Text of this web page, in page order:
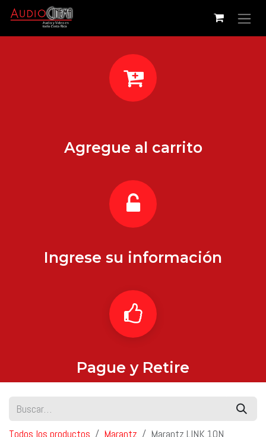
Ir al contenido
Agregue al carrito
Ingrese su información
Pague y Retire
Todos los productos Marantz Marantz LINK 10N